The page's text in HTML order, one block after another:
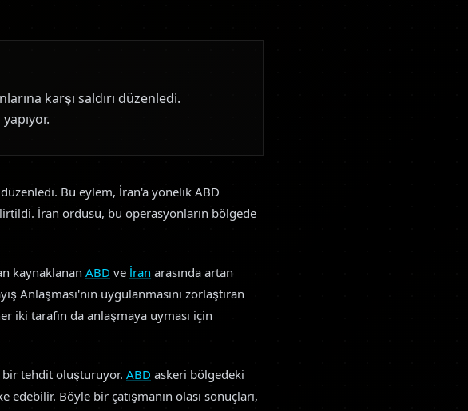
karşı saldırı düzenledi.
Bu eylem, İran'a yönelik ABD
İran ordusu, bu operasyonların bölgede
kaynaklanan ABD ve İran arasında artan
Anlaşması'nın uygulanmasını zorlaştıran
iki tarafın da anlaşmaya uyması için
bir tehdit oluşturuyor. ABD askeri bölgedeki
edebilir. Böyle bir çatışmanın olası sonuçları,